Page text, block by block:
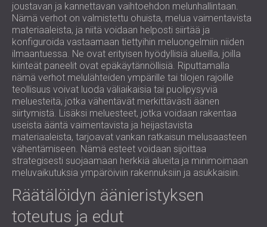
joustavan ja kannettavan vaihtoehdon melunhallintaan.
Nämä verhot on valmistettu ohuista, melua vaimentavista
materiaaleista, ja niitä voidaan helposti siirtää ja
konfiguroida vastaamaan tiettyihin meluongelmiin niiden
ilmaantuessa. Ne ovat erityisen hyödyllisiä alueilla, joilla
kiinteät paneelit ovat epäkäytännöllisiä. Riputtamalla
nämä verhot melulähteiden ympärille tai tilojen rajoille
teollisuus voivat luoda väliaikaisia ​​tai puolipysyviä
meluesteitä, jotka vähentävät merkittävästi äänen
siirtymistä. Lisäksi meluesteet, jotka voidaan rakentaa
useista ääntä vaimentavista ja heijastavista
materiaaleista, tarjoavat vankan ratkaisun melusaasteen
vähentämiseen. Nämä esteet voidaan sijoittaa
strategisesti suojaamaan herkkiä alueita ja minimoimaan
meluvaikutuksia ympäröiviin rakennuksiin ja asukkaisiin.
Räätälöidyn äänieristyksen
toteutus ja edut